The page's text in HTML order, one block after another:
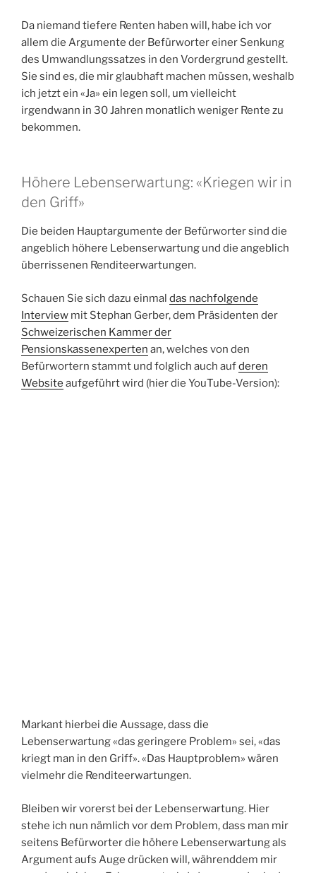
Da niemand tiefere Renten haben will, habe ich vor
allem die Argumente der Befürworter einer Senkung
des Umwandlungssatzes in den Vordergrund gestellt.
Sie sind es, die mir glaubhaft machen müssen, weshalb
ich jetzt ein «Ja» ein legen soll, um vielleicht
irgendwann in 30 Jahren monatlich weniger Rente zu
bekommen.
Höhere Lebenserwartung: «Kriegen wir in
den Griff»
Die beiden Hauptargumente der Befürworter sind die
angeblich höhere Lebenserwartung und die angeblich
überrissenen Renditeerwartungen.
Schauen Sie sich dazu einmal das nachfolgende
Interview mit Stephan Gerber, dem Präsidenten der
Schweizerischen Kammer der
Pensionskassenexperten an, welches von den
Befürwortern stammt und folglich auch aufderen
Website aufgeführt wird (hier die YouTube-Version):
Markant hierbei die Aussage, dass die
Lebenserwartung «das geringere Problem» sei, «das
kriegt man in den Griff». «Das Hauptproblem» wären
vielmehr die Renditeerwartungen.
Bleiben wir vorerst bei der Lebenserwartung. Hier
stehe ich nun nämlich vor dem Problem, dass man mir
seitens Befürworter die höhere Lebenserwartung als
Argument aufs Auge drücken will, währenddem mir